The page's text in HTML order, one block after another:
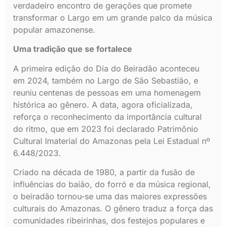
verdadeiro encontro de gerações que promete
transformar o Largo em um grande palco da música
popular amazonense.
Uma tradição que se fortalece
A primeira edição do Dia do Beiradão aconteceu
em 2024, também no Largo de São Sebastião, e
reuniu centenas de pessoas em uma homenagem
histórica ao gênero. A data, agora oficializada,
reforça o reconhecimento da importância cultural
do ritmo, que em 2023 foi declarado Patrimônio
Cultural Imaterial do Amazonas pela Lei Estadual nº
6.448/2023.
Criado na década de 1980, a partir da fusão de
influências do baião, do forró e da música regional,
o beiradão tornou-se uma das maiores expressões
culturais do Amazonas. O gênero traduz a força das
comunidades ribeirinhas, dos festejos populares e